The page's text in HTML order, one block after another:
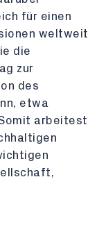
für einen
weltweit
die
zur
des
etwa
arbeitest